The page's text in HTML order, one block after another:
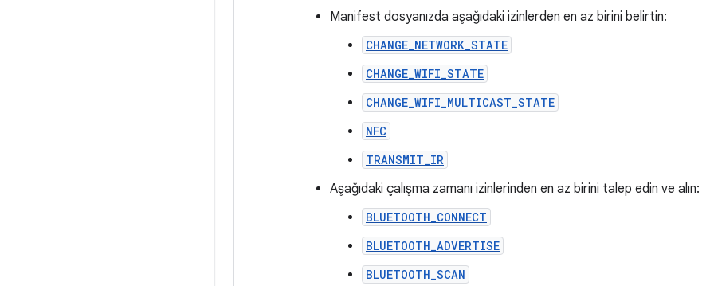
Manifest dosyanızda aşağıdaki izinlerden en az birini belirtin:
CHANGE_NETWORK_STATE
CHANGE_WIFI_STATE
CHANGE_WIFI_MULTICAST_STATE
NFC
TRANSMIT_IR
Aşağıdaki çalışma zamanı izinlerinden en az birini talep edin ve alın:
BLUETOOTH_CONNECT
BLUETOOTH_ADVERTISE
BLUETOOTH_SCAN